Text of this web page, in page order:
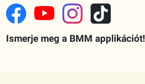
Ismerje meg a BMM applikációt!